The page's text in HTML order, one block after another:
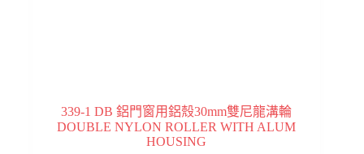
339-1 DB 鋁門窗用鋁殼30mm雙尼龍溝輪
DOUBLE NYLON ROLLER WITH ALUM
HOUSING